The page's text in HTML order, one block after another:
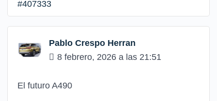
#407333
Pablo Crespo Herran
8 febrero, 2026 a las 21:51
El futuro A490